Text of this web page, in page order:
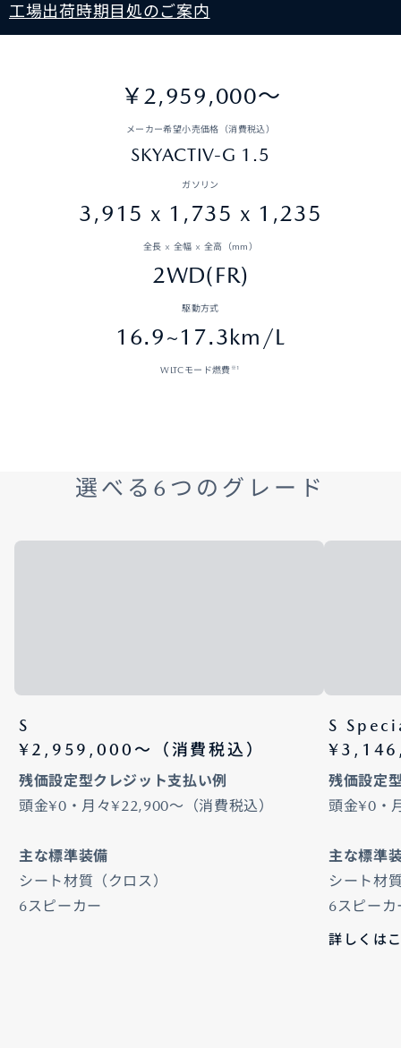
工場出荷時期目処のご案内
￥2,959,000〜
メーカー希望小売価格（消費税込）
SKYACTIV-G 1.5
ガソリン
3,915 x 1,735 x 1,235
全長 × 全幅 × 全高（mm）
2WD(FR)
駆動方式
16.9~17.3km/L
WLTCモード燃費 ※1
選べる6つのグレード
S
¥2,959,000〜（消費税込）
残価設定型クレジット支払い例
頭金¥0・月々¥22,900～（消費税込）
主な標準装備
シート材質（クロス）
6スピーカー
S
残価設定
頭金¥0・
主な標準
シート材
6スピーカ
詳しくは